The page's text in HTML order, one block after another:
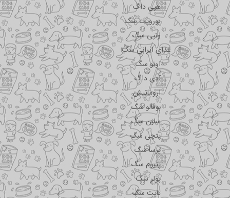
هپی داگ
یوروپت سگ
ونپی سگ
غذای ایرانی سگ
اونو سگ
آدی داگ
اروماتیش
بوفالو سگ
سلبن سگ
پتچی سگ
پرسا سگ
پتیوم سگ
پولر سگ
تاپت سگ